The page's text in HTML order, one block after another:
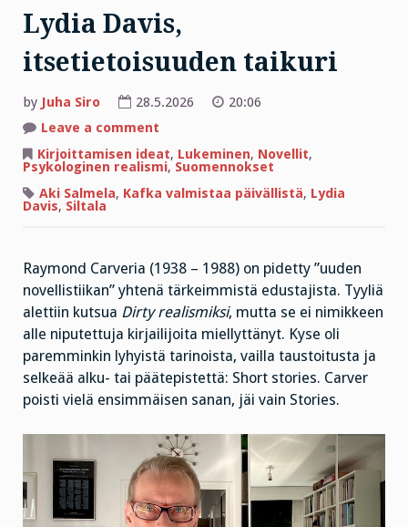
Lydia Davis,
itsetietoisuuden taikuri
by Juha Siro 28.5.2026
20:06
Leave a comment
Davis,
itsetietoisuuden
taikuri
Kirjoittamisen ideat, Lukeminen, Novellit,
Psykologinen realismi, Suomennokset
Aki Salmela, Kafka valmistaa päivällistä, Lydia
Davis, Siltala
Raymond Carveria (1938 – 1988) on pidetty ”uuden
novellistiikan” yhtenä tärkeimmistä edustajista. Tyyliä
alettiin kutsua Dirty realismiksi, mutta se ei nimikkeen
alle niputettuja kirjailijoita miellyttänyt. Kyse oli
paremminkin lyhyistä tarinoista, vailla taustoitusta ja
selkeää alku- tai päätepistettä: Short stories. Carver
poisti vielä ensimmäisen sanan, jäi vain Stories.